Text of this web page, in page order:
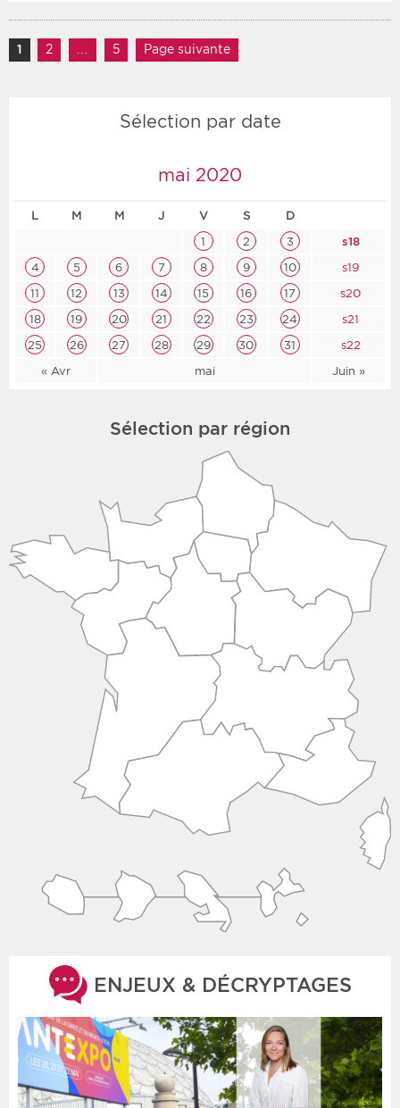
Navigation des articles
Page
1 Page
2 … Page
5 Page suivante
Sélection par date
mai 2020
L M M J V S D
« Avr mai Juin »
1 2 3
s18
4
5 6 7 8 9 10
s19
11
12 13 14 15 16 17
s20
18
19 20 21 22 23 24
s21
25
26 27 28 29 30 31 s22
Sélection par région
ENJEUX & DÉCRYPTAGES